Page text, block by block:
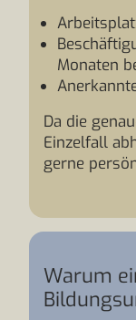
Monaten
Da die
Einzelfall
gerne
Warum